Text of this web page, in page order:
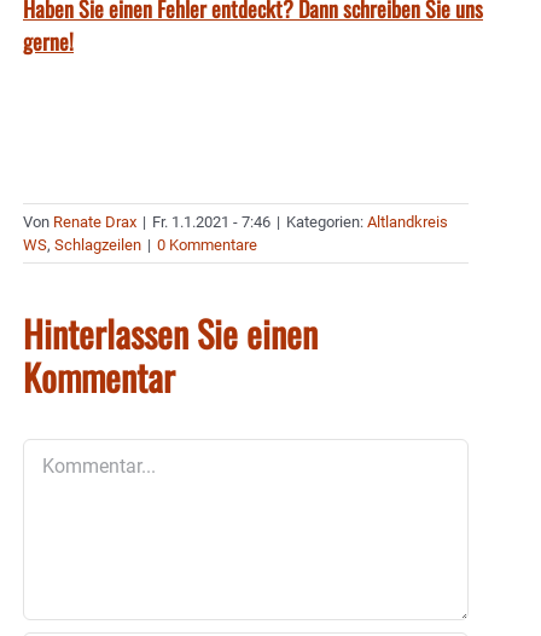
Haben Sie einen Fehler entdeckt? Dann schreiben Sie uns
gerne!
Von Renate Drax | Fr. 1.1.2021 - 7:46 | Kategorien: Altlandkreis
WS, Schlagzeilen | 0 Kommentare
Hinterlassen Sie einen
Kommentar